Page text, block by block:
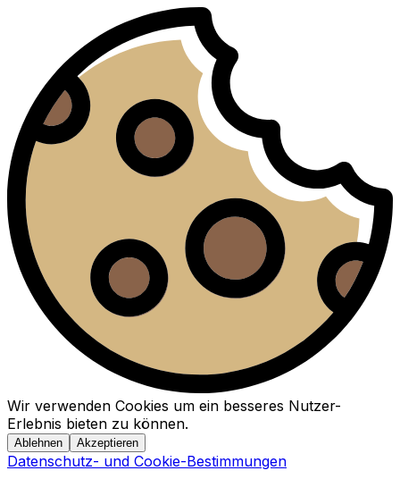
Wir verwenden Cookies um ein besseres Nutzer-
Erlebnis bieten zu können.
Ablehnen Akzeptieren
Datenschutz- und Cookie-Bestimmungen